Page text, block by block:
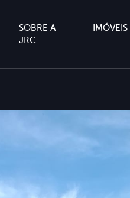
SOBRE A
JRC
IMÓVEIS